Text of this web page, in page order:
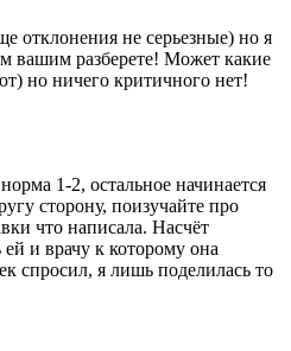
отклонения не серьезные) но я
вашим разберете! Может какие
но ничего критичного нет!
1-2, остальное начинается
сторону, поизучайте про
что написала. Насчёт
и врачу к которому она
спросил, я лишь поделилась то